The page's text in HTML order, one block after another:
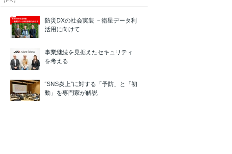
防災DXの社会実装 －衛星データ利
活用に向けて
事業継続を見据えたセキュリティ
を考える
“SNS炎上”に対する「予防」と「初
動」を専門家が解説